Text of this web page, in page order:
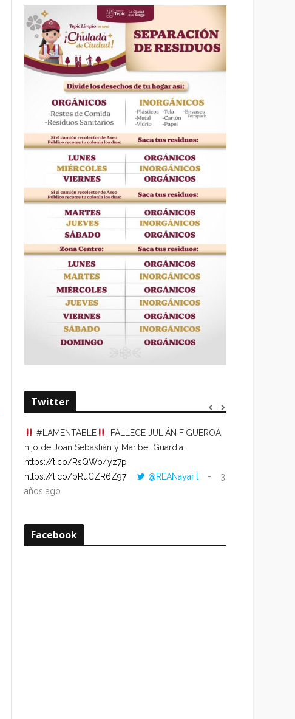
Twitter
#LAMENTABLE
| FALLECE JULIÁN FIGUEROA,
hijo de Joan Sebastián y Maribel Guardia.
https://t.co/RsQWo4yz7p
https://t.co/bRuCZR6Z97
@REANayarit
3
años ago
Facebook